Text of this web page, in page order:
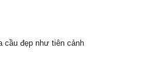
cầu đẹp như tiên cảnh